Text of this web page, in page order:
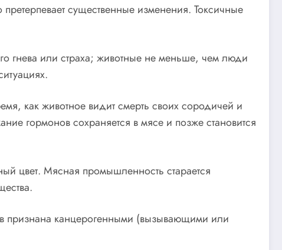
существенные изменения. Токсичные
гнева или страха; животные не меньше, чем люди
как животное видит смерть своих сородичей и
гормонов сохраняется в мясе и позже становится
цвет. Мясная промышленность старается
признана канцерогенными (вызывающими или